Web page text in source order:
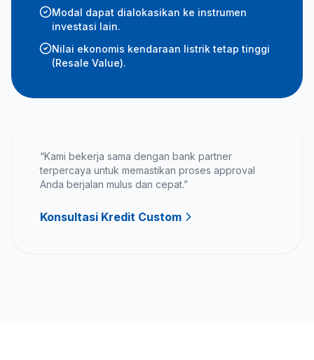
Modal dapat dialokasikan ke instrumen
investasi lain.
Nilai ekonomis kendaraan listrik tetap tinggi
(Resale Value).
“Kami bekerja sama dengan bank partner
terpercaya untuk memastikan proses approval
Anda berjalan mulus dan cepat.”
Konsultasi Kredit Custom